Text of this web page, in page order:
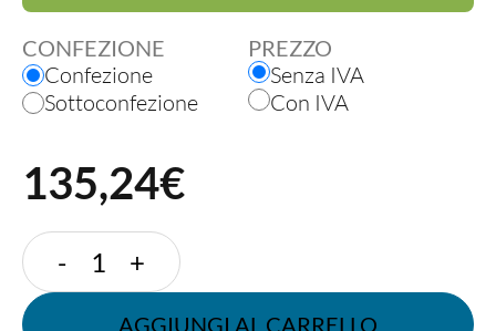
CONFEZIONE PREZZO
Confezione
Sottoconfezione
Senza IVA
Con IVA
135,24€
-
COPERCHIO
PIATTO
+
AGGIUNGI AL CARRELLO